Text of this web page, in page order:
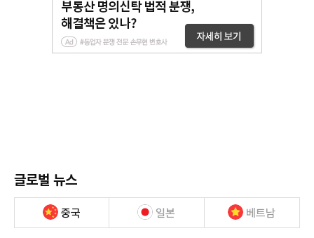
글로벌 뉴스
중국 일본 베트남